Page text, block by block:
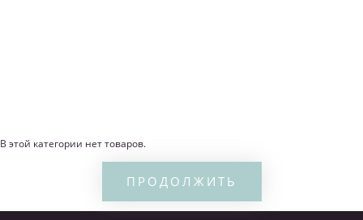
В этой категории нет товаров.
ПРОДОЛЖИТЬ